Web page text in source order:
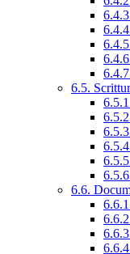
6.5.
6.6.